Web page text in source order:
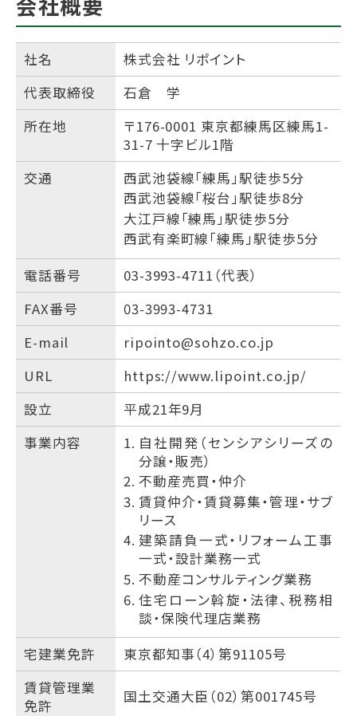
社名
株式会社 リポイント
代表取締役
石倉 学
所在地
〒176-0001 東京都練馬区練馬1-
31-7 十字ビル1階
交通
西武池袋線「練馬」駅徒歩5分
西武池袋線「桜台」駅徒歩8分
大江戸線「練馬」駅徒歩5分
西武有楽町線「練馬」駅徒歩5分
電話番号
03-3993-4711（代表）
FAX番号
03-3993-4731
E-mail
ripointo@sohzo.co.jp
URL
https://www.lipoint.co.jp/
設立
平成21年9月
事業内容
自社開発（センシアシリーズの
分譲・販売）
不動産売買・仲介
賃貸仲介・賃貸募集・管理・サブ
リース
建築請負一式・リフォーム工事
一式・設計業務一式
不動産コンサルティング業務
住宅ローン斡旋・法律、税務相
談・保険代理店業務
宅建業免許
東京都知事（4）第91105号
賃貸管理業
免許
国土交通大臣（02）第001745号